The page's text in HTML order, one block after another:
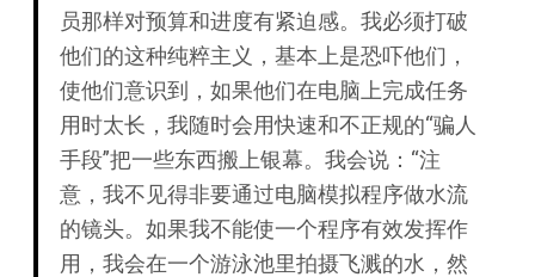
员那样对预算和进度有紧迫感。我必须打破
他们的这种纯粹主义，基本上是恐吓他们，
使他们意识到，如果他们在电脑上完成任务
用时太长，我随时会用快速和不正规的“骗人
手段”把一些东西搬上银幕。我会说：“注
意，我不见得非要通过电脑模拟程序做水流
的镜头。如果我不能使一个程序有效发挥作
用，我会在一个游泳池里拍摄飞溅的水，然